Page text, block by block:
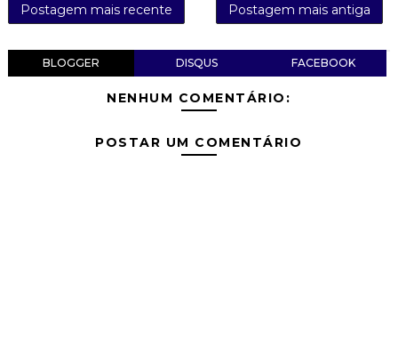
Postagem mais recente Postagem mais antiga
BLOGGER DISQUS FACEBOOK
NENHUM COMENTÁRIO:
POSTAR UM COMENTÁRIO